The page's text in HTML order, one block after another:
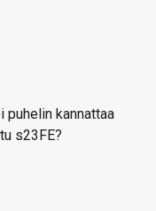
puhelin kannattaa
s23FE?